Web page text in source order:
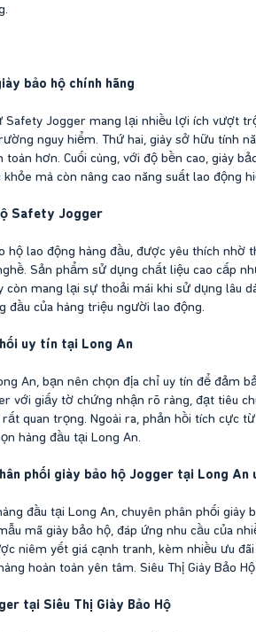
bảo hộ chính hãng
Jogger mang lại nhiều lợi ích vượt
nguy hiểm. Thứ hai, giày sở hữu tính
hơn. Cuối cùng, với độ bền cao, giày
mà còn nâng cao năng suất lao động
Safety Jogger
lao động hàng đầu, được yêu thích nhờ
Sản phẩm sử dụng chất liệu cao cấp
còn mang lại sự thoải mái khi sử dụng lâu
đầu của hàng triệu người lao động.
uy tín tại Long An
An, bạn nên chọn địa chỉ uy tín để đảm
với giấy tờ chứng nhận rõ ràng, đạt tiêu
quan trọng. Ngoài ra, phản hồi tích cực
hàng đầu tại Long An.
phối giày bảo hộ Jogger tại Long An
đầu tại Long An, chuyên phân phối
mã giày bảo hộ, đáp ứng nhu cầu của
niêm yết giá cạnh tranh, kèm nhiều ưu
hoàn toàn yên tâm. Siêu Thị Giày Bảo
tại Siêu Thị Giày Bảo Hộ